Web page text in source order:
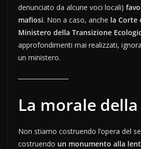
denunciato da alcune voci locali)
mafiosi. Non a caso, anche la Corte
Ministero della Transizione
approfondimenti mai realizzati,
un ministero.
La morale
Non stiamo costruendo l’opera del
costruendo un monumento alla